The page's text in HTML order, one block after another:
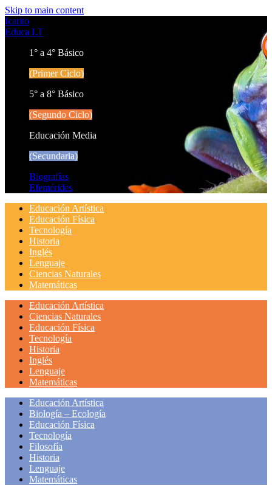
Skip to main content
Icarito
Educa LT
1° a 4° Básico
(Primer Ciclo)
5° a 8° Básico
(Segundo Ciclo)
Educación Media
(Secundaria)
Biografías
Efemérides
Educación Artística
Educación Física
Tecnología
Historia
Inglés
Lenguaje
Ciencias Naturales
Matemáticas
Educación Artística
Ciencias Naturales
Educación Física
Tecnología
Historia
Inglés
Lenguaje
Matemáticas
Educación Artística
Biología – Ecología
Educación Física
Tecnología
Filosofía
Historia
Lenguaje
Matemáticas